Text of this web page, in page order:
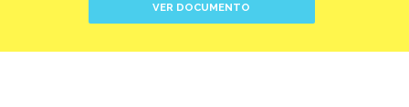
VER DOCUMENTO